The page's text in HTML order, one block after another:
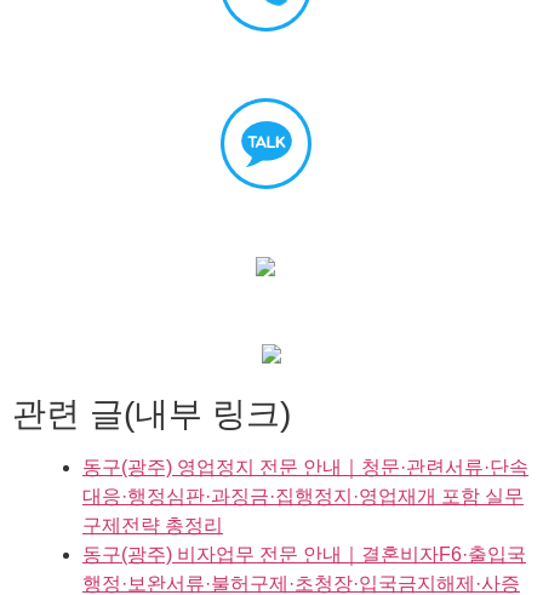
관련 글(내부 링크)
동구(광주) 영업정지 전문 안내｜청문·관련서류·단속
대응·행정심판·과징금·집행정지·영업재개 포함 실무
구제전략 총정리
동구(광주) 비자업무 전문 안내｜결혼비자F6·출입국
행정·보완서류·불허구제·초청장·입국금지해제·사증